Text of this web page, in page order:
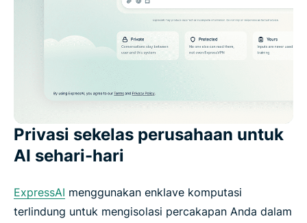
Privasi sekelas perusahaan untuk
AI sehari-hari
ExpressAI menggunakan enklave komputasi
terlindung untuk mengisolasi percakapan Anda dalam